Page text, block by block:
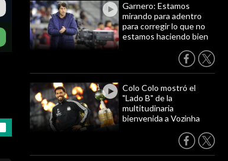
Garnero: Estamos
mirando para adentro
para corregir lo que no
estamos haciendo bien
Colo Colo mostró el
"Lado B" de la
multitudinaria
bienvenida a Vozinha